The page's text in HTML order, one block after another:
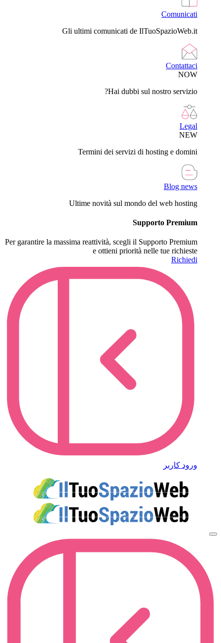
Comunicati
Gli ultimi comunicati de IlTuoSpazioWeb.it
Contattaci
NOW
Hai dubbi sul nostro servizio?
Legal
NEW
Termini dei servizi di hosting e domini
Blog news
Ultime novità sul mondo del web hosting
Supporto Premium
Per garantire la massima reattività, scegli il Supporto Premium
e ottieni priorità nelle tue richieste
Richiedi
ورود کاربر